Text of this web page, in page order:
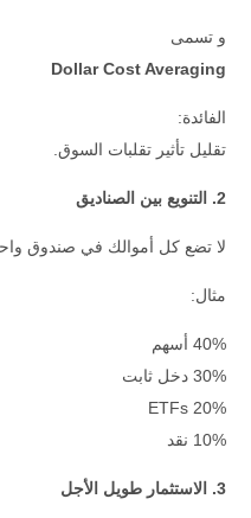
و تسمى
Dollar Cost Averaging
الفائدة:
تقليل تأثير تقلبات السوق.
2. التنويع بين الصناديق
لا تضع كل أموالك في صندوق
مثال:
40% أسهم
30% دخل ثابت
20% ETFs
10% نقد
3. الاستثمار طويل الأجل